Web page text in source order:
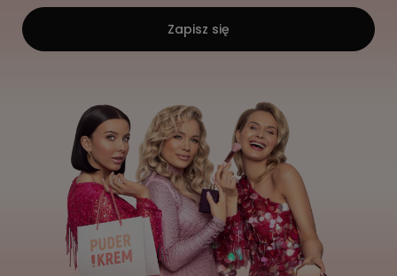
Zapisz się